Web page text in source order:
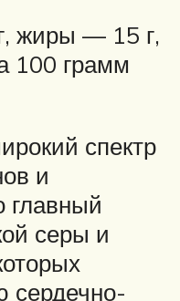
жиры — 15 г,
100 грамм
спектр
и
главный
серы и
сердечно-